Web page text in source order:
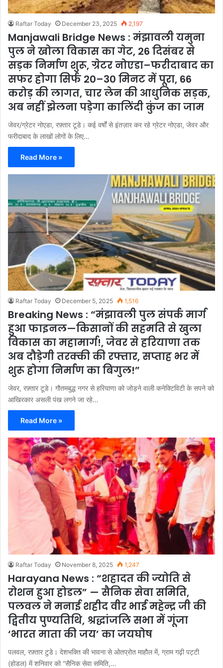
Raftar Today December 23, 2025 2,197
Manjawali Bridge News : मंझावली यमुना
पुल ने खोला विकास का गेट, 26 दिसंबर से
सड़क निर्माण शुरू, ग्रेटर नोएडा–फरीदाबाद का
सफर होगा सिर्फ 20–30 मिनट में पूरा, 66
करोड़ की लागत, चार लेन की आधुनिक सड़क,
अब नहीं झेलना पड़ेगा कालिंदी कुंज का जाम
जेवर/ग्रेटर नोएडा, रफ़्तार टूडे। कई वर्षों से इंतज़ार कर रहे ग्रेटर नोएडा, जेवर और
फरीदाबाद के लाखों लोगों के लिए…
Read More »
Raftar Today December 5, 2025 1,516
Breaking News : “मंझावली पुल संपर्क मार्ग
हुआ फाइनल—किसानों की सहमति से खुला
विकास का महामार्ग!, जेवर से हरियाणा तक
अब दौड़ेगी तरक्की की रफ्तार, सप्ताह भर में
शुरू होगा निर्माण का बिगुल!”
जेवर, रफ़्तार टूडे। गौतमबुद्ध नगर से हरियाणा को जोड़ने वाली कनेक्टिविटी के सपने को
आखिरकार असली पंख लगने जा रहे…
Read More »
Raftar Today November 8, 2025 1,247
Harayana News : “शहादत की ज्योति से
रोशन हुआ होडल” — सैनिक सेवा समिति,
पलवल ने मनाई शहीद वीर भाई महेन्द्र जी की
द्वितीय पुण्यतिथि, श्रद्धांजलि सभा में गूंजा
‘भारत माता की जय’ का जयघोष
पलवल, रफ़्तार टुडे। देशभक्ति की भावना से ओतप्रोत माहौल में, ग्राम गढ़ी पट्टी
(होडल) में शनिवार को “सैनिक सेवा समिति,…